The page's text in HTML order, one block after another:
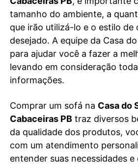
tamanho do ambiente, a
que irão utilizá-lo e o estilo de
desejado. A equipe da Casa
para ajudar você a fazer a
levando em consideração
informações.
Comprar um sofá na Casa do
Cabaceiras PB traz diversos
da qualidade dos produtos,
com um atendimento
entender suas necessidades